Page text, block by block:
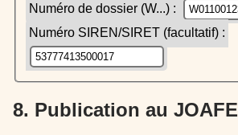
Numéro de dossier (W...) :
Numéro SIREN/SIRET (facultatif) :
8. Publication au JOAFE